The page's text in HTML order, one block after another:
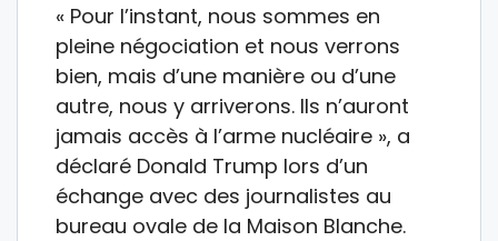
« Pour l’instant, nous sommes en
pleine négociation et nous verrons
bien, mais d’une manière ou d’une
autre, nous y arriverons. Ils n’auront
jamais accès à l’arme nucléaire », a
déclaré Donald Trump lors d’un
échange avec des journalistes au
bureau ovale de la Maison Blanche.